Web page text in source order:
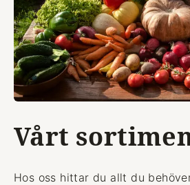
Vårt
Hos oss hittar du allt du